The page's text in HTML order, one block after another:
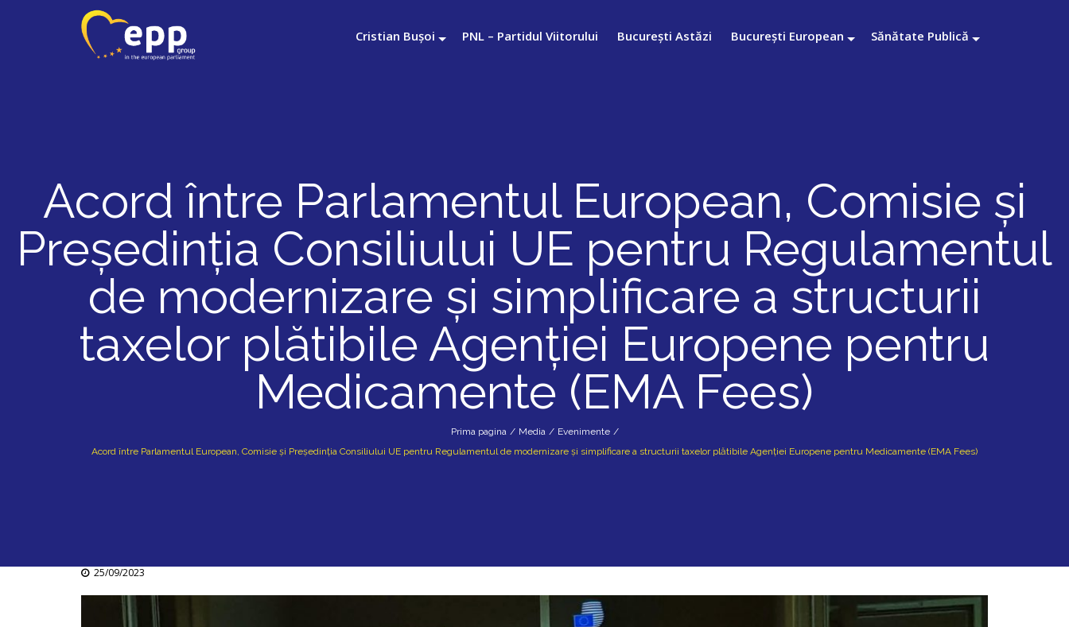
Cristian Bușoi PNL – Partidul Viitorului București Astăzi București European Sănătate Publică
Acord între Parlamentul European, Comisie și
Președinția Consiliului UE pentru Regulamentul
de modernizare și simplificare a structurii
taxelor plătibile Agenției Europene pentru
Medicamente (EMA Fees)
Prima pagina / Media / Evenimente /
Acord între Parlamentul European, Comisie și Președinția Consiliului UE pentru Regulamentul de modernizare și simplificare a structurii taxelor plătibile Agenției Europene pentru Medicamente (EMA Fees)
25/09/2023